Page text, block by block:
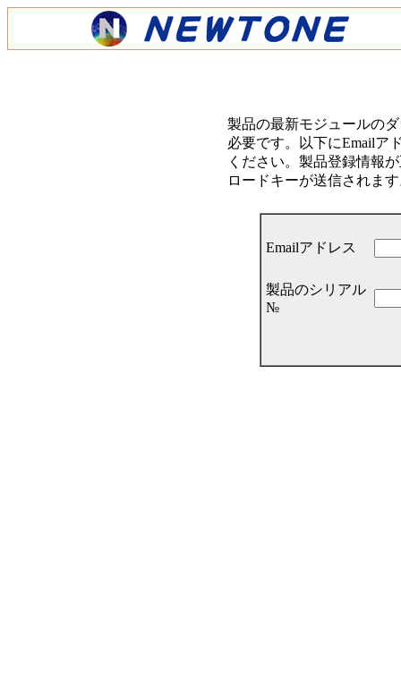
製品の最新モジュールの
必要です。以下にEmailア
ください。製品登録情報
ロードキーが送信されま
Emailアドレス
製品のシリアル
№